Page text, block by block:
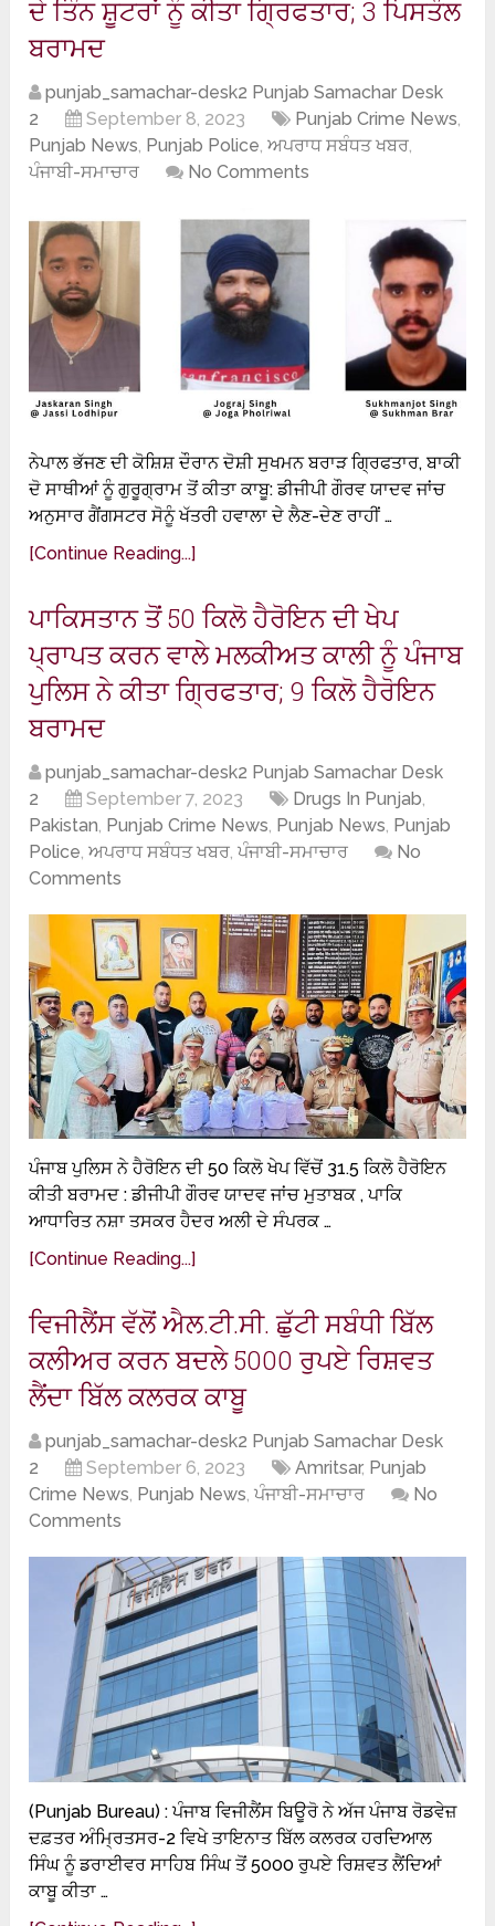
ਦੇ ਤਿੰਨ ਸ਼ੂਟਰਾਂ ਨੂੰ ਕੀਤਾ ਗ੍ਰਿਫਤਾਰ; 3 ਪਿਸਤੌਲ
ਬਰਾਮਦ
punjab_samachar-desk2 Punjab Samachar Desk
2
September 8, 2023 Punjab Crime News,
Punjab News, Punjab Police,ਅਪਰਾਧ ਸਬੰਧਤ ਖਬਰ,
ਪੰਜਾਬੀ-ਸਮਾਚਾਰ
No Comments
ਨੇਪਾਲ ਭੱਜਣ ਦੀ ਕੋਸ਼ਿਸ਼ ਦੌਰਾਨ ਦੋਸ਼ੀ ਸੁਖਮਨ ਬਰਾੜ ਗ੍ਰਿਫਤਾਰ, ਬਾਕੀ
ਦੋ ਸਾਥੀਆਂ ਨੂੰ ਗੁਰੂਗ੍ਰਾਮ ਤੋਂ ਕੀਤਾ ਕਾਬੂ: ਡੀਜੀਪੀ ਗੌਰਵ ਯਾਦਵ ਜਾਂਚ
ਅਨੁਸਾਰ ਗੈਂਗਸਟਰ ਸੋਨੂੰ ਖੱਤਰੀ ਹਵਾਲਾ ਦੇ ਲੈਣ-ਦੇਣ ਰਾਹੀਂ …
[Continue Reading...]
ਪਾਕਿਸਤਾਨ ਤੋਂ 50 ਕਿਲੋ ਹੈਰੋਇਨ ਦੀ ਖੇਪ
ਪ੍ਰਾਪਤ ਕਰਨ ਵਾਲੇ ਮਲਕੀਅਤ ਕਾਲੀ ਨੂੰ ਪੰਜਾਬ
ਪੁਲਿਸ ਨੇ ਕੀਤਾ ਗ੍ਰਿਫਤਾਰ; 9 ਕਿਲੋ ਹੈਰੋਇਨ
ਬਰਾਮਦ
punjab_samachar-desk2 Punjab Samachar Desk
2
September 7, 2023 Drugs In Punjab,
Pakistan, Punjab Crime News, Punjab News, Punjab
Police,ਅਪਰਾਧ ਸਬੰਧਤ ਖਬਰ,ਪੰਜਾਬੀ-ਸਮਾਚਾਰ
No
Comments
ਪੰਜਾਬ ਪੁਲਿਸ ਨੇ ਹੈਰੋਇਨ ਦੀ 50 ਕਿਲੋ ਖੇਪ ਵਿੱਚੋਂ 31.5 ਕਿਲੋ ਹੈਰੋਇਨ
ਕੀਤੀ ਬਰਾਮਦ : ਡੀਜੀਪੀ ਗੌਰਵ ਯਾਦਵ ਜਾਂਚ ਮੁਤਾਬਕ , ਪਾਕਿ
ਆਧਾਰਿਤ ਨਸ਼ਾ ਤਸਕਰ ਹੈਦਰ ਅਲੀ ਦੇ ਸੰਪਰਕ …
[Continue Reading...]
ਵਿਜੀਲੈਂਸ ਵੱਲੋਂ ਐਲ.ਟੀ.ਸੀ. ਛੁੱਟੀ ਸਬੰਧੀ ਬਿੱਲ
ਕਲੀਅਰ ਕਰਨ ਬਦਲੇ 5000 ਰੁਪਏ ਰਿਸ਼ਵਤ
ਲੈਂਦਾ ਬਿੱਲ ਕਲਰਕ ਕਾਬੂ
punjab_samachar-desk2 Punjab Samachar Desk
2
September 6, 2023 Amritsar, Punjab
Crime News, Punjab News,ਪੰਜਾਬੀ-ਸਮਾਚਾਰ
No
Comments
(Punjab Bureau) : ਪੰਜਾਬ ਵਿਜੀਲੈਂਸ ਬਿਊਰੋ ਨੇ ਅੱਜ ਪੰਜਾਬ ਰੋਡਵੇਜ਼
ਦਫ਼ਤਰ ਅੰਮ੍ਰਿਤਸਰ-2 ਵਿਖੇ ਤਾਇਨਾਤ ਬਿੱਲ ਕਲਰਕ ਹਰਦਿਆਲ
ਸਿੰਘ ਨੂੰ ਡਰਾਈਵਰ ਸਾਹਿਬ ਸਿੰਘ ਤੋਂ 5000 ਰੁਪਏ ਰਿਸ਼ਵਤ ਲੈਂਦਿਆਂ
ਕਾਬੂ ਕੀਤਾ …